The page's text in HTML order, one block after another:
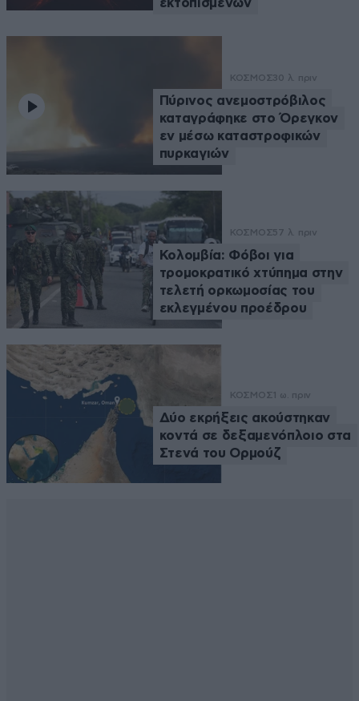
εκτοπισμένων
ΚΟΣΜΟΣ30 λ. πριν
Πύρινος ανεμοστρόβιλος
καταγράφηκε στο Όρεγκον
εν μέσω καταστροφικών
πυρκαγιών
ΚΟΣΜΟΣ57 λ. πριν
Κολομβία: Φόβοι για
τρομοκρατικό χτύπημα στην
τελετή ορκωμοσίας του
εκλεγμένου προέδρου
ΚΟΣΜΟΣ 1 ω. πριν
Δύο εκρήξεις ακούστηκαν
κοντά σε δεξαμενόπλοιο στα
Στενά του Ορμούζ